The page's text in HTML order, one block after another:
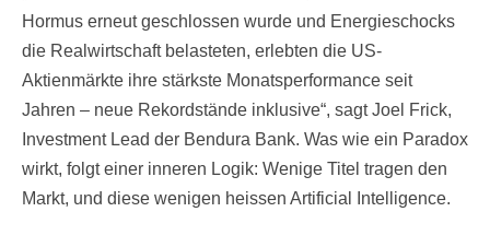
Hormus erneut geschlossen wurde und Energieschocks
die Realwirtschaft belasteten, erlebten die US-
Aktienmärkte ihre stärkste Monatsperformance seit
Jahren – neue Rekordstände inklusive“, sagt Joel Frick,
Investment Lead der Bendura Bank. Was wie ein Paradox
wirkt, folgt einer inneren Logik: Wenige Titel tragen den
Markt, und diese wenigen heissen Artificial Intelligence.